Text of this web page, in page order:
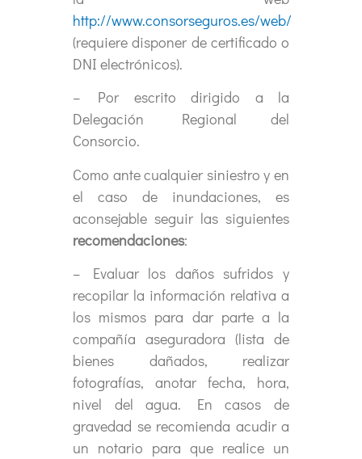
http://www.consorseguros.es/web/
(requiere disponer de certificado o
DNI electrónicos).
– Por escrito dirigido a la
Delegación Regional del
Consorcio.
Como ante cualquier siniestro y en
el caso de inundaciones, es
aconsejable seguir las siguientes
recomendaciones:
– Evaluar los daños sufridos y
recopilar la información relativa a
los mismos para dar parte a la
compañía aseguradora (lista de
bienes dañados, realizar
fotografías, anotar fecha, hora,
nivel del agua. En casos de
gravedad se recomienda acudir a
un notario para que realice un